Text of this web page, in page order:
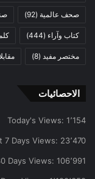
صحف عالمية (92)
كتاب وآراء (444)
مختصر مفيد (8)
الاحصائيات
Today's Views: 1٬154
7 Days Views: 23٬470
Days Views: 106٬991